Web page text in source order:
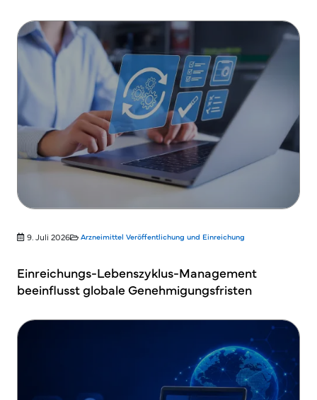
9. Juli 2026 Arzneimittel Veröffentlichung und Einreichung
Einreichungs-Lebenszyklus-Management
beeinflusst globale Genehmigungsfristen